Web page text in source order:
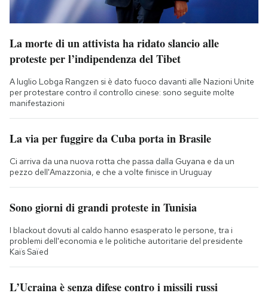
La morte di un attivista ha ridato slancio alle
proteste per l’indipendenza del Tibet
A luglio Lobga Rangzen si è dato fuoco davanti alle Nazioni Unite
per protestare contro il controllo cinese: sono seguite molte
manifestazioni
La via per fuggire da Cuba porta in Brasile
Ci arriva da una nuova rotta che passa dalla Guyana e da un
pezzo dell'Amazzonia, e che a volte finisce in Uruguay
Sono giorni di grandi proteste in Tunisia
I blackout dovuti al caldo hanno esasperato le persone, tra i
problemi dell'economia e le politiche autoritarie del presidente
Kaïs Saïed
L’Ucraina è senza difese contro i missili russi